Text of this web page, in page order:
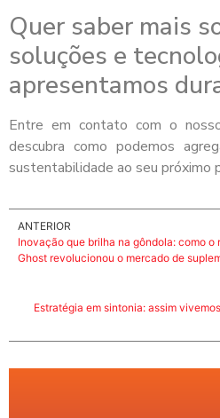
Quer saber mais
soluções e
apresentamos
Entre em contato com o
descubra como podemos
sustentabilidade ao seu próximo
ANTERIOR
Inovação que brilha na gôndola: como
Ghost revolucionou o mercado de
Estratégia em sintonia: assim